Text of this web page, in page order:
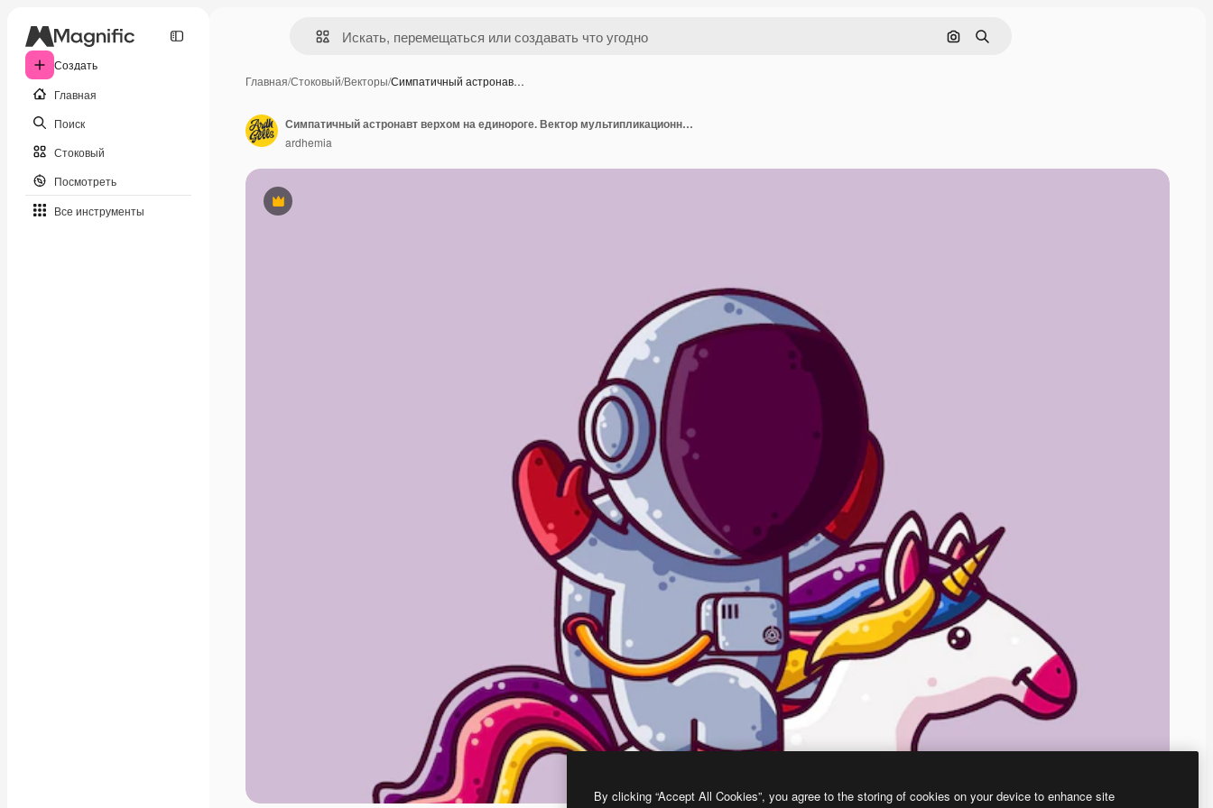
Создать
Главная
Поиск
Стоковый
Посмотреть
Все инструменты
Поиск по изображению
Поиск
Главная/Стоковый/Векторы/Симпатичный астронав…
Премиум
Симпатичный астронавт верхом на единороге. Вектор мультипликационного персонажа.
ardhemia
By clicking “Accept All Cookies”, you agree to the storing of cookies on your device to enhance site